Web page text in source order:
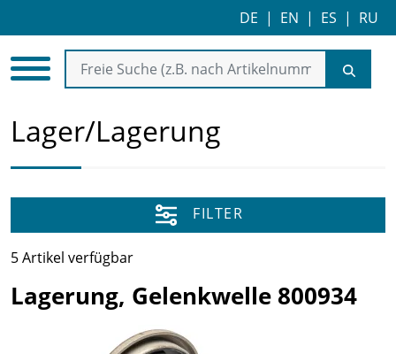
DE | EN | ES | RU
Lager/Lagerung
FILTER
5 Artikel verfügbar
Lagerung, Gelenkwelle 800934